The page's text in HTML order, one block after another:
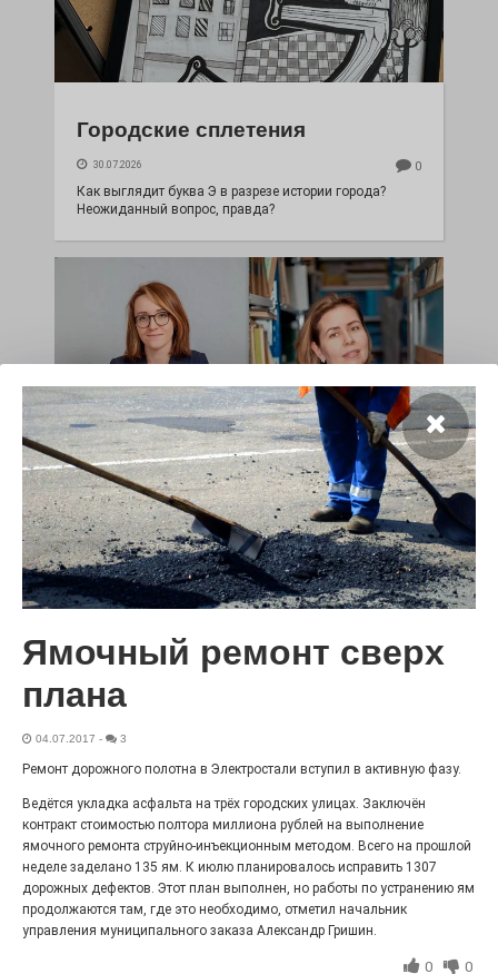
Городские сплетения
30.07.2026 0
Как выглядит буква Э в разрезе истории города?
Неожиданный вопрос, правда?
С любовью к истории,
литературе и детям
29.07.2026 0
Электросталь давно зарекомендовала себя
флагманом образования. В очередной раз этот статус
Чувство Родины — одно на
всех
0
Ямочный ремонт сверх
плана
04.07.2017 - 3
Ремонт дорожного полотна в Электростали вступил в активную фазу.
Ведётся укладка асфальта на трёх городских улицах. Заключён
контракт стоимостью полтора миллиона рублей на выполнение
ямочного ремонта струйно-инъекционным методом. Всего на прошлой
неделе заделано 135 ям. К июлю планировалось исправить 1307
дорожных дефектов. Этот план выполнен, но работы по устранению ям
продолжаются там, где это необходимо, отметил начальник
управления муниципального заказа Александр Гришин.
0 0